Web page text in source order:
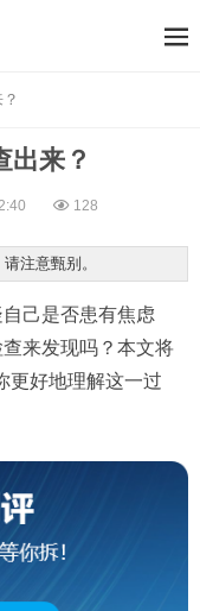
出来？
128
注意甄别。
己是否患有焦虑
来发现吗？本文将
更好地理解这一过